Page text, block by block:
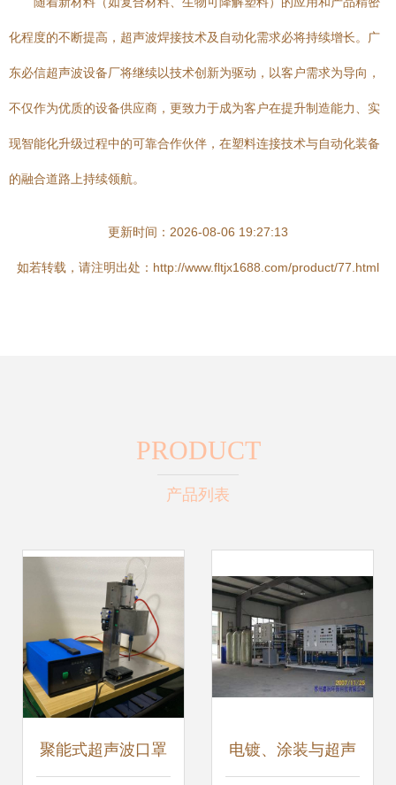
化程度的不断提高，超声波焊接技术及自动化需求必将持续增长。广
东必信超声波设备厂将继续以技术创新为驱动，以客户需求为导向，
不仅作为优质的设备供应商，更致力于成为客户在提升制造能力、实
现智能化升级过程中的可靠合作伙伴，在塑料连接技术与自动化装备
的融合道路上持续领航。
更新时间：2026-08-06 19:27:13
如若转载，请注明出处：http://www.fltjx1688.com/product/77.html
PRODUCT
产品列表
聚能式超声波口罩 电镀、涂装与超声